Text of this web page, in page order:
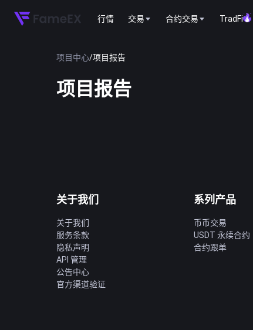
行情 交易 合约交易 TradFi
项目中心/项目报告
项目报告
关于我们
关于我们
服务条款
隐私声明
API 管理
公告中心
官方渠道验证
系列产品
币币交易
USDT 永续合约
合约跟单